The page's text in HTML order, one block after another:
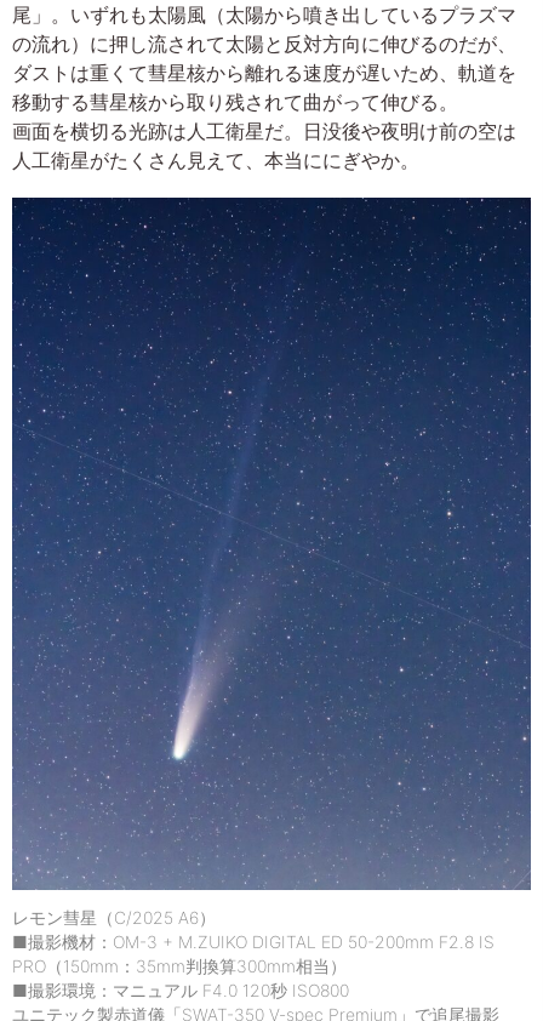
尾」。いずれも太陽風（太陽から噴き出しているプラズマ
の流れ）に押し流されて太陽と反対方向に伸びるのだが、
ダストは重くて彗星核から離れる速度が遅いため、軌道を
移動する彗星核から取り残されて曲がって伸びる。
画面を横切る光跡は人工衛星だ。日没後や夜明け前の空は
人工衛星がたくさん見えて、本当ににぎやか。
レモン彗星（C/2025 A6）
■撮影機材：OM-3 + M.ZUIKO DIGITAL ED 50-200mm F2.8 IS
PRO（150mm：35mm判換算300mm相当）
■撮影環境：マニュアル F4.0 120秒 ISO800
ユニテック製赤道儀「SWAT-350 V-spec Premium」で追尾撮影